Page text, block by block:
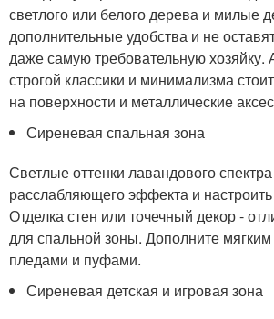
светлого или белого дерева и милые
дополнительные удобства и не
даже самую требовательную хозяйку.
строгой классики и минимализма
на поверхности и металлические
Сиреневая спальная зона
Светлые оттенки лавандового
расслабляющего эффекта и
Отделка стен или точечный декор -
для спальной зоны. Дополните
пледами и пуфами.
Сиреневая детская и игровая зона